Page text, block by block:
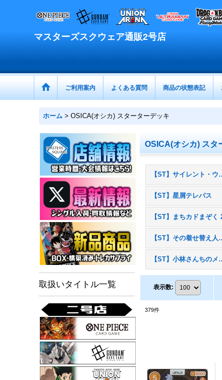
マスターズスクウェア通販2号店
ご利用案内 よくある質問 商品の状態表記
ホーム > OSICA(オシカ) スターターデッキ
取扱いタイトル一覧
OSICA(オシカ) スタ
【ST】サイレント
【ST】星屑テレパス
【ST】その着せ替
【ST】小林
表示数:
379件